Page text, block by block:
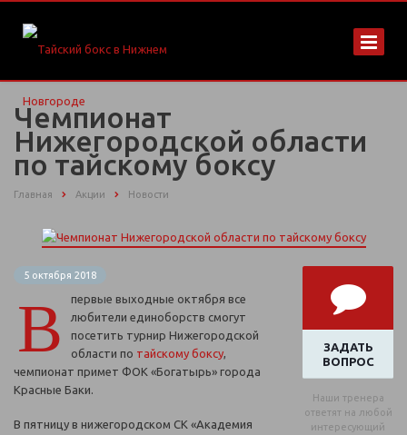
Чемпионат
Нижегородской области
по тайскому боксу
Главная Акции Новости
ЗАДАТЬ
ВОПРОС
Наши тренера
ответят на любой
интересующий
5 октября 2018
В
первые выходные октября все
любители единоборств смогут
посетить турнир Нижегородской
области по тайскому боксу,
чемпионат примет ФОК «Богатырь» города
Красные Баки.
В пятницу в нижегородском СК «Академия